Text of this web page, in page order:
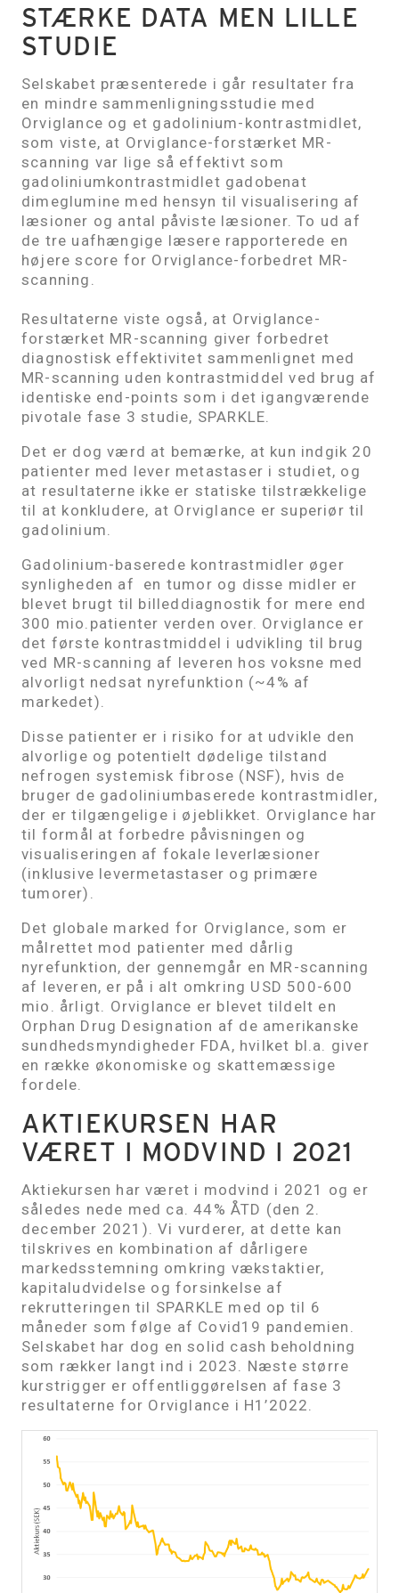
STÆRKE DATA MEN LILLE
STUDIE
Selskabet præsenterede i går resultater fra
en mindre sammenligningsstudie med
Orviglance og et gadolinium-kontrastmidlet,
som viste, at Orviglance-forstærket MR-
scanning var lige så effektivt som
gadoliniumkontrastmidlet gadobenat
dimeglumine med hensyn til visualisering af
læsioner og antal påviste læsioner. To ud af
de tre uafhængige læsere rapporterede en
højere score for Orviglance-forbedret MR-
scanning.
Resultaterne viste også, at Orviglance-
forstærket MR-scanning giver forbedret
diagnostisk effektivitet sammenlignet med
MR-scanning uden kontrastmiddel ved brug af
identiske end-points som i det igangværende
pivotale fase 3 studie, SPARKLE.
Det er dog værd at bemærke, at kun indgik 20
patienter med lever metastaser i studiet, og
at resultaterne ikke er statiske tilstrækkelige
til at konkludere, at Orviglance er superiør til
gadolinium.
Gadolinium-baserede kontrastmidler øger
synligheden af ​​ en tumor og disse midler er
blevet brugt til billeddiagnostik for mere end
300 mio.patienter verden over. Orviglance er
det første kontrastmiddel i udvikling til brug
ved MR-scanning af leveren hos voksne med
alvorligt nedsat nyrefunktion (~4% af
markedet).
Disse patienter er i risiko for at udvikle den
alvorlige og potentielt dødelige tilstand
nefrogen systemisk fibrose (NSF), hvis de
bruger de gadoliniumbaserede kontrastmidler,
der er tilgængelige i øjeblikket. Orviglance har
til formål at forbedre påvisningen og
visualiseringen af ​​fokale leverlæsioner
(inklusive levermetastaser og primære
tumorer).
Det globale marked for Orviglance, som er
målrettet mod patienter med dårlig
nyrefunktion, der gennemgår en MR-scanning
af leveren, er på i alt omkring USD 500-600
mio. årligt. Orviglance er blevet tildelt en
Orphan Drug Designation af de amerikanske
sundhedsmyndigheder FDA, hvilket bl.a. giver
en række økonomiske og skattemæssige
fordele.
AKTIEKURSEN HAR
VÆRET I MODVIND I 2021
Aktiekursen har været i modvind i 2021 og er
således nede med ca. 44% ÅTD (den 2.
december 2021). Vi vurderer, at dette kan
tilskrives en kombination af dårligere
markedsstemning omkring vækstaktier,
kapitaludvidelse og forsinkelse af
rekrutteringen til SPARKLE med op til 6
måneder som følge af Covid19 pandemien.
Selskabet har dog en solid cash beholdning
som rækker langt ind i 2023. Næste større
kurstrigger er offentliggørelsen af fase 3
resultaterne for Orviglance i H1’2022.